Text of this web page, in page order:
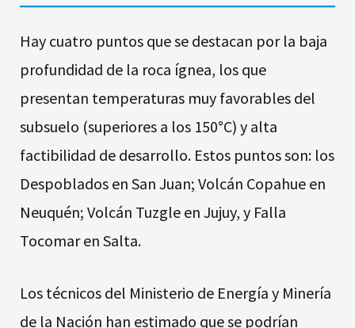
Hay cuatro puntos que se destacan por la baja
profundidad de la roca ígnea, los que
presentan temperaturas muy favorables del
subsuelo (superiores a los 150°C) y alta
factibilidad de desarrollo. Estos puntos son: los
Despoblados en San Juan; Volcán Copahue en
Neuquén; Volcán Tuzgle en Jujuy, y Falla
Tocomar en Salta.
Los técnicos del Ministerio de Energía y Minería
de la Nación han estimado que se podrían